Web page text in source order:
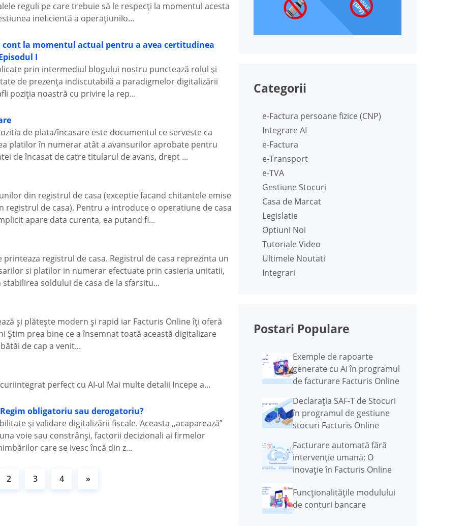
reguli pe care trebuie să le respecți la momentul acesta
ineficientă a operațiunilo...
cont la momentul actual pentru a avea certitudinea
I
prin intermediul blogului nostru punctează rolul și
de prezența indiscutabilă a paradigmelor digitalizării
poziția noastră cu privire la rep...
de plata/încasare este documentul ce serveste ca
platilor în numerar atât a avansurilor aprobate pentru
de încasat de catre titularul de avans, drept ...
din registrul de casa (exceptie facand chitantele emise
de casa). Pentru a introduce o operatiune de casa
apare data curenta, ea putand fi...
printeaza registrul de casa. Registrul de casa reprezinta un
si platilor in numerar efectuate prin casieria unitatii,
soldului de casa de la sfarsitu...
și plătește modern și rapid iar Facturis Online îți oferă
prea bine ce a însemnat toată această digitalizare
de cap a venit...
perfect cu AI-ul Mai multe detalii Incepe a...
obligatoriu sau derogatoriu?
și validare digitalizării fiscale. Aceasta ,,acaparează”
voie sau constrânși, factorii decizionali ai firmelor
care se ivesc încă din z...
2 3 4 »
Categorii
e-Factura persoane fizice (CNP)
Integrare AI
e-Factura
e-Transport
e-TVA
Gestiune Stocuri
Casa de Marcat
Legislatie
Optiuni Noi
Tutoriale Video
Ultimele Noutati
Integrari
Postari Populare
Exemple de rapoarte
generate cu AI în programul
de facturare Facturis Online
Declarația SAF-T de Stocuri
în programul de gestiune
stocuri Facturis Online
Facturare automată fără
intervenție umană: O
inovație în Facturis Online
Funcţionalităţile modulului
de conturi bancare